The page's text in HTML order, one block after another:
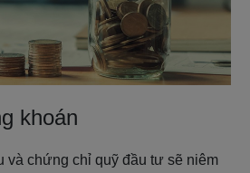
khoán
và chứng chỉ quỹ đầu tư sẽ niêm